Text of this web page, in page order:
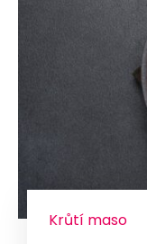
Krůtí maso